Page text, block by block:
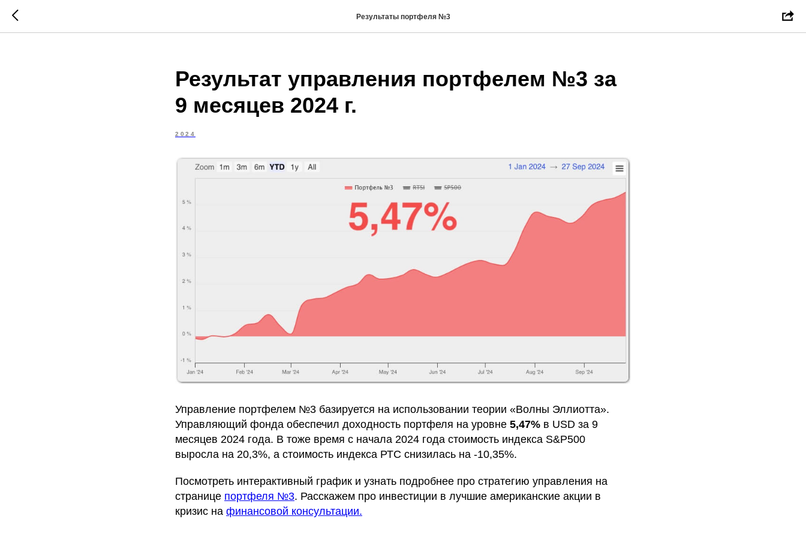
Результаты портфеля №3
Результат управления портфелем №3 за
9 месяцев 2024 г.
2024
Управление портфелем №3 базируется на использовании теории «Волны Эллиотта».
Управляющий фонда обеспечил доходность портфеля на уровне 5,47% в USD за 9
месяцев 2024 года. В тоже время с начала 2024 года стоимость индекса S&P500
выросла на 20,3%, а стоимость индекса РТС снизилась на -10,35%.
Посмотреть интерактивный график и узнать подробнее про стратегию управления на
странице портфеля №3. Расскажем про инвестиции в лучшие американские акции в
кризис на финансовой консультации.